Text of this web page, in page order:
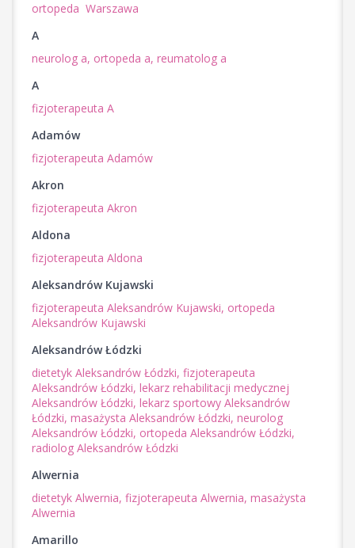
ortopeda Warszawa
A
neurolog a, ortopeda a, reumatolog a
A
fizjoterapeuta A
Adamów
fizjoterapeuta Adamów
Akron
fizjoterapeuta Akron
Aldona
fizjoterapeuta Aldona
Aleksandrów Kujawski
fizjoterapeuta Aleksandrów Kujawski, ortopeda
Aleksandrów Kujawski
Aleksandrów Łódzki
dietetyk Aleksandrów Łódzki, fizjoterapeuta
Aleksandrów Łódzki, lekarz rehabilitacji medycznej
Aleksandrów Łódzki, lekarz sportowy Aleksandrów
Łódzki, masażysta Aleksandrów Łódzki, neurolog
Aleksandrów Łódzki, ortopeda Aleksandrów Łódzki,
radiolog Aleksandrów Łódzki
Alwernia
dietetyk Alwernia, fizjoterapeuta Alwernia, masażysta
Alwernia
Amarillo